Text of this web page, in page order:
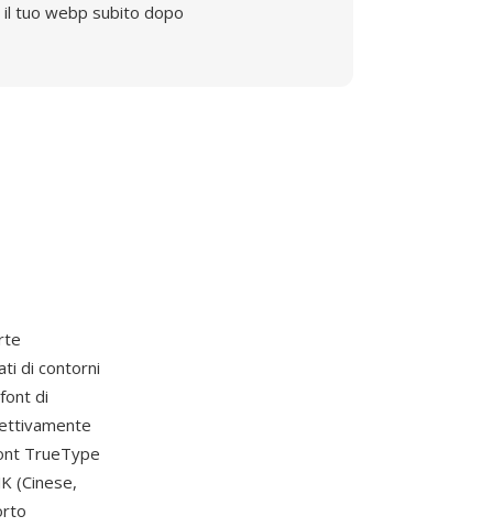
il tuo webp subito dopo
di contorni
di
TrueType
(Cinese,